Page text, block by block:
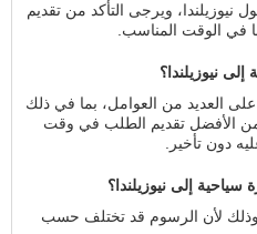
نيوزيلندا، ويرجى التأكد من تقديم
في الوقت المناسب.
نيوزيلندا؟
العديد من العوامل، بما في ذلك
الأفضل تقديم الطلب في وقت
دون تأخير.
إلى نيوزيلندا؟
وذلك لأن الرسوم قد تختلف حسب